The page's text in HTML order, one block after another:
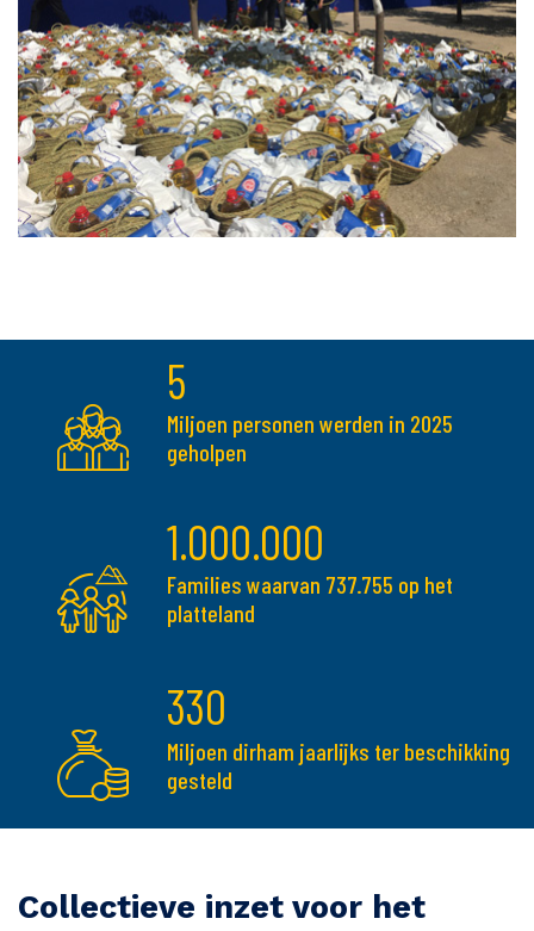
5
Miljoen personen werden in 2025
geholpen
1.000.000
Families waarvan 737.755 op het
platteland
330
Miljoen dirham jaarlijks ter beschikking
gesteld
Collectieve inzet voor het